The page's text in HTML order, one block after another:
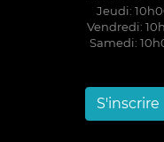
Jeudi:
Vendredi:
Samedi:
S'inscrire